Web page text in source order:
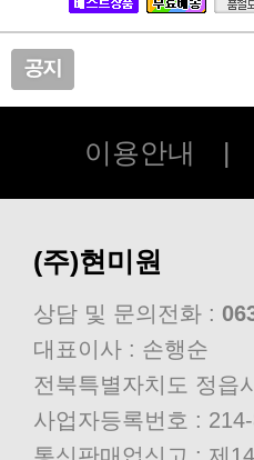
이용안내 |
(주)현미원
상담 및 문의전화 :
대표이사 : 손행순
전북특별자치도 정읍
사업자등록번호 :